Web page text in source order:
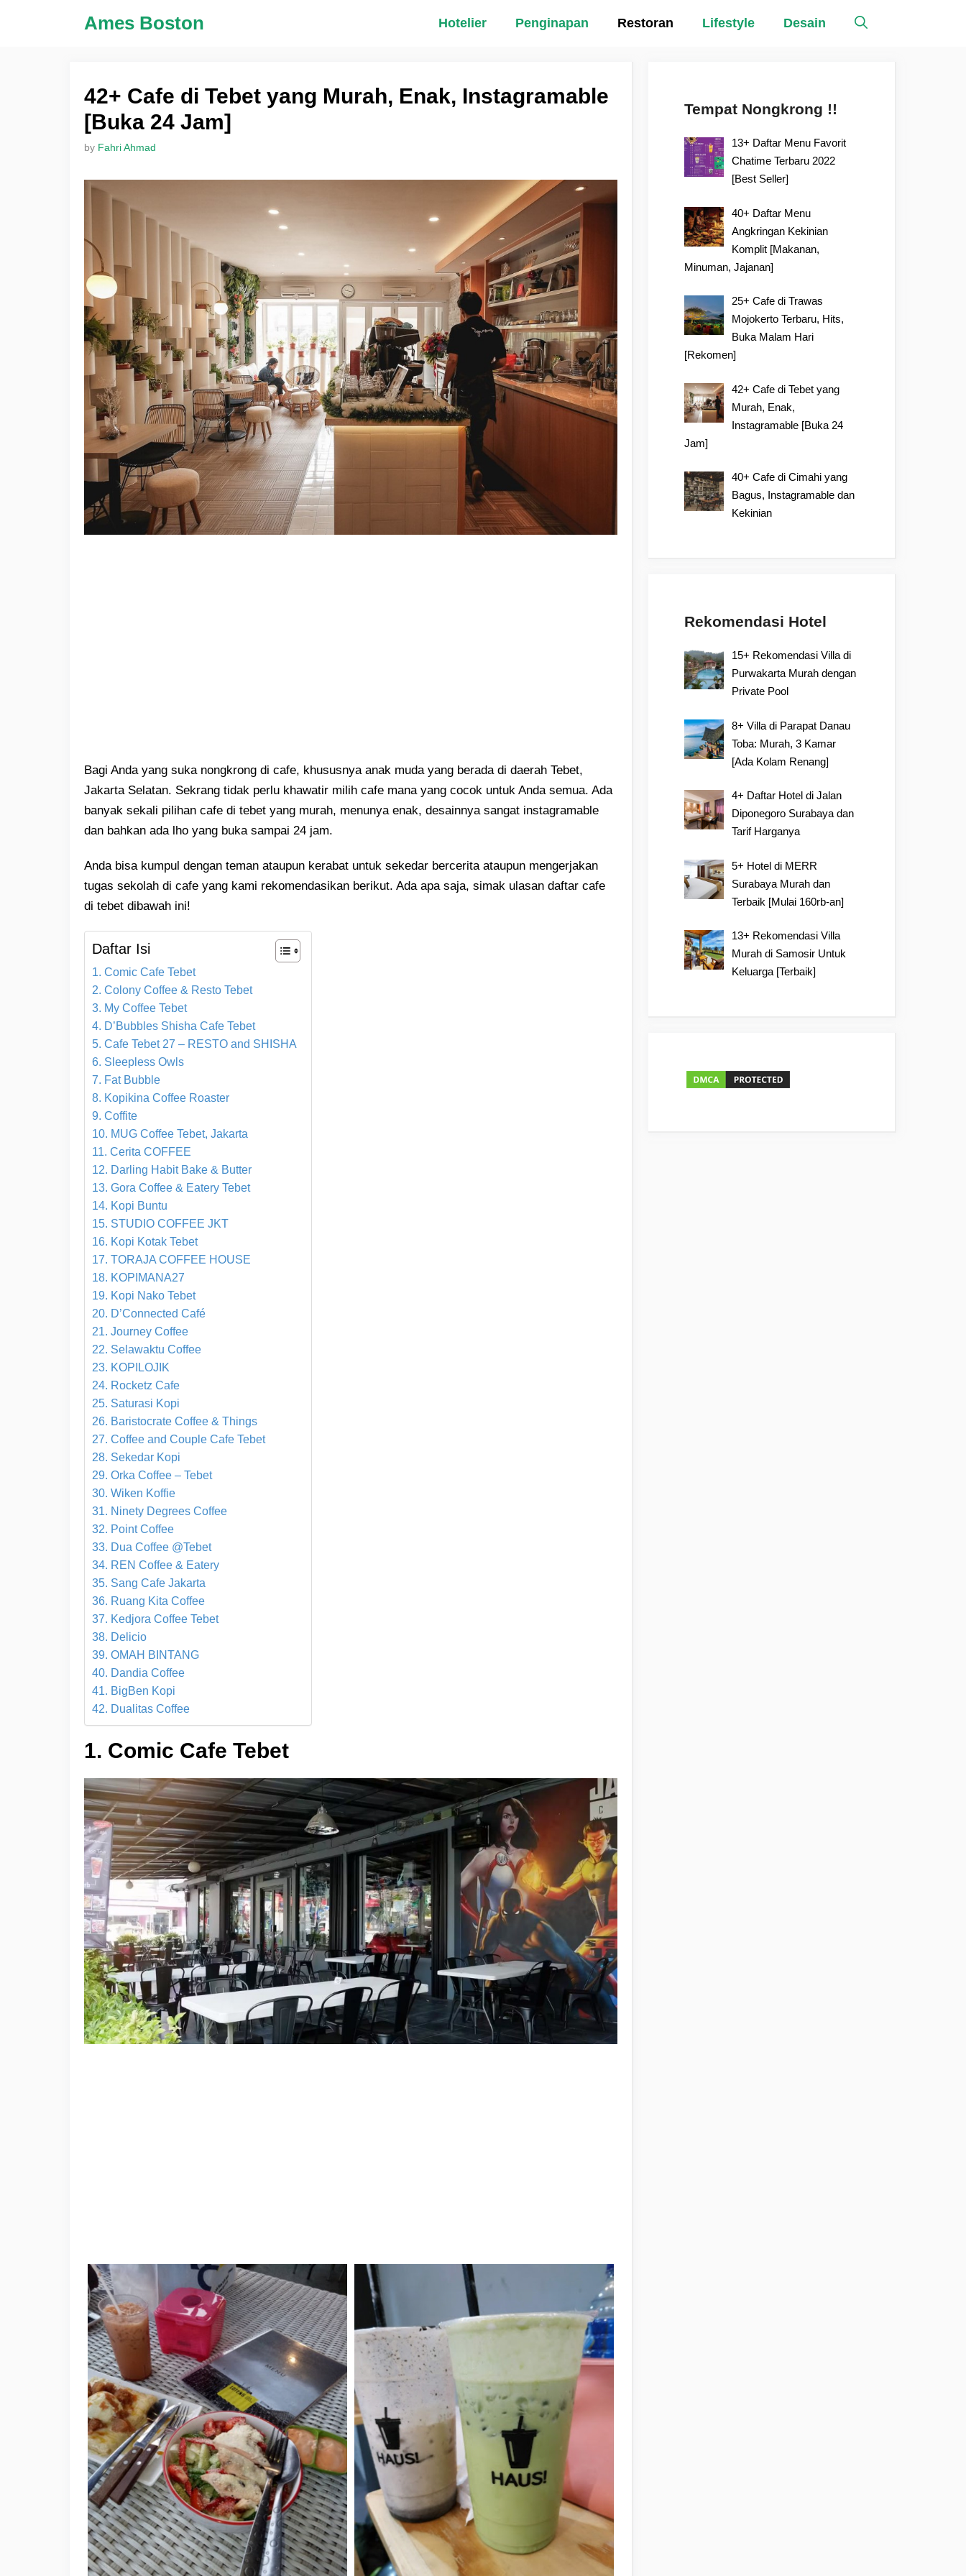
Ames Boston Hotelier Penginapan Restoran Lifestyle Desain
42+ Cafe di Tebet yang Murah, Enak, Instagramable
[Buka 24 Jam]
by Fahri Ahmad
Bagi Anda yang suka nongkrong di cafe, khususnya anak muda yang berada di daerah Tebet,
Jakarta Selatan. Sekrang tidak perlu khawatir milih cafe mana yang cocok untuk Anda semua. Ada
banyak sekali pilihan cafe di tebet yang murah, menunya enak, desainnya sangat instagramable
dan bahkan ada lho yang buka sampai 24 jam.
Anda bisa kumpul dengan teman ataupun kerabat untuk sekedar bercerita ataupun mengerjakan
tugas sekolah di cafe yang kami rekomendasikan berikut. Ada apa saja, simak ulasan daftar cafe
di tebet dibawah ini!
Daftar Isi
1. Comic Cafe Tebet
2. Colony Coffee & Resto Tebet
3. My Coffee Tebet
4. D’Bubbles Shisha Cafe Tebet
5. Cafe Tebet 27 – RESTO and SHISHA
6. Sleepless Owls
7. Fat Bubble
8. Kopikina Coffee Roaster
9. Coffite
10. MUG Coffee Tebet, Jakarta
11. Cerita COFFEE
12. Darling Habit Bake & Butter
13. Gora Coffee & Eatery Tebet
14. Kopi Buntu
15. STUDIO COFFEE JKT
16. Kopi Kotak Tebet
17. TORAJA COFFEE HOUSE
18. KOPIMANA27
19. Kopi Nako Tebet
20. D’Connected Café
21. Journey Coffee
22. Selawaktu Coffee
23. KOPILOJIK
24. Rocketz Cafe
25. Saturasi Kopi
26. Baristocrate Coffee & Things
27. Coffee and Couple Cafe Tebet
28. Sekedar Kopi
29. Orka Coffee – Tebet
30. Wiken Koffie
31. Ninety Degrees Coffee
32. Point Coffee
33. Dua Coffee @Tebet
34. REN Coffee & Eatery
35. Sang Cafe Jakarta
36. Ruang Kita Coffee
37. Kedjora Coffee Tebet
38. Delicio
39. OMAH BINTANG
40. Dandia Coffee
41. BigBen Kopi
42. Dualitas Coffee
1. Comic Cafe Tebet
Tempat Nongkrong !!
13+ Daftar Menu Favorit
Chatime Terbaru 2022
[Best Seller]
40+ Daftar Menu
Angkringan Kekinian
Komplit [Makanan,
Minuman, Jajanan]
25+ Cafe di Trawas
Mojokerto Terbaru, Hits,
Buka Malam Hari
[Rekomen]
42+ Cafe di Tebet yang
Murah, Enak,
Instagramable [Buka 24
Jam]
40+ Cafe di Cimahi yang
Bagus, Instagramable dan
Kekinian
Rekomendasi Hotel
15+ Rekomendasi Villa di
Purwakarta Murah dengan
Private Pool
8+ Villa di Parapat Danau
Toba: Murah, 3 Kamar
[Ada Kolam Renang]
4+ Daftar Hotel di Jalan
Diponegoro Surabaya dan
Tarif Harganya
5+ Hotel di MERR
Surabaya Murah dan
Terbaik [Mulai 160rb-an]
13+ Rekomendasi Villa
Murah di Samosir Untuk
Keluarga [Terbaik]